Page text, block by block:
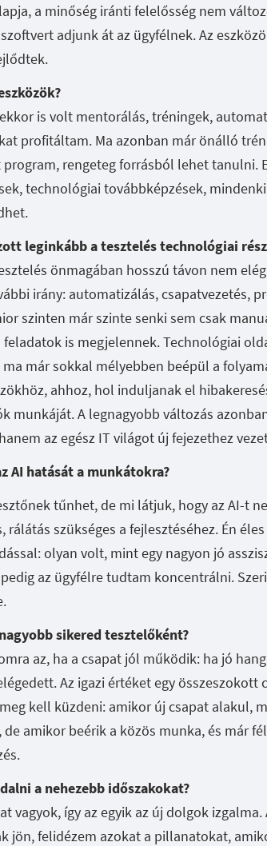
a minőség iránti felelősség nem
adjunk át az ügyfélnek. Az
is volt mentorálás, tréningek,
profitáltam. Ma azonban már önálló
rengeteg forrásból lehet tanulni.
technológiai továbbképzések,
leginkább a tesztelés technológiai
önmagában hosszú távon nem
irány: automatizálás, csapatvezetés,
szinten már szinte senki sem csak
is megjelennek. Technológiai
már sokkal mélyebben beépül a
ahhoz, hol induljanak el
munkáját. A legnagyobb változás
az egész IT világot új fejezethez
AI hatását a munkátokra?
tűnhet, de mi látjuk, hogy az AI-t
rálátás szükséges a fejlesztéséhez. Én
olyan volt, mint egy nagyon jó
az ügyfélre tudtam koncentrálni.
sikered tesztelőként?
az, ha a csapat jól működik: ha jó
Az igazi értéket egy összeszokott
kell küzdeni: amikor új csapat alakul,
amikor beérik a közös munka, és már
a nehezebb időszakokat?
vagyok, így az egyik az új dolgok
jön, felidézem azokat a pillanatokat,